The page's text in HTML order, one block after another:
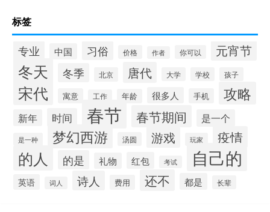
标签
专业 中国 习俗 价格 作者 你可以 元宵节
冬天 冬季 北京 唐代 大学 学校 孩子
宋代 寓意 工作 年龄 很多人 手机 攻略
新年 时间 春节 春节期间 是一个
是一种 梦幻西游 汤圆 游戏 玩家 疫情
的人 的是 礼物 红包 考试 自己的
英语 词人 诗人 费用 还不 都是 长辈